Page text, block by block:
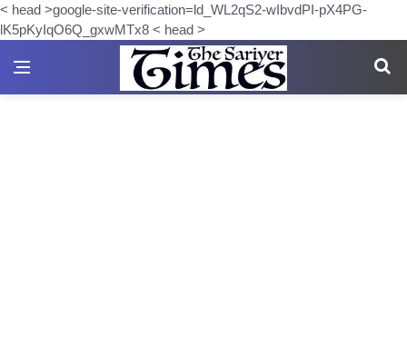
< head >google-site-verification=ld_WL2qS2-wIbvdPI-pX4PG-
lK5pKyIqO6Q_gxwMTx8 < head >